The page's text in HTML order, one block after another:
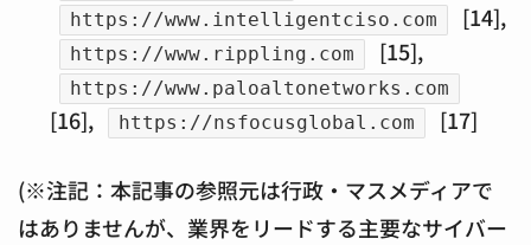
https://www.intelligentciso.com [14],
https://www.rippling.com [15],
https://www.paloaltonetworks.com
[16], https://nsfocusglobal.com [17]
(※注記：本記事の参照元は行政・マスメディアで
はありませんが、業界をリードする主要なサイバー